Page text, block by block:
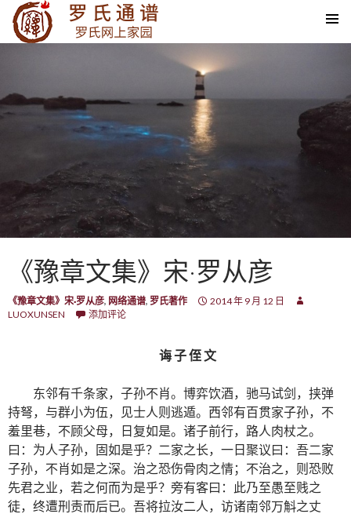
SKIP TO CONTENT
《豫章文集》宋·罗从彦
《豫章文集》宋·罗从彦, 网络通谱, 罗氏著作
2014 年 9 月 12 日
LUOXUNSEN
添加评论
诲 子 侄 文
东邻有千条家，子孙不肖。博弈饮酒，驰马试剑，挟弹
持弩，与群小为伍，见士人则逃遁。西邻有百贯家子孙，不
羞里巷，不顾父母，日复如是。诸子前行，路人肉杖之。
曰：为人子孙，固如是乎？二家之长，一日聚议曰：吾二家
子孙，不肖如是之深。治之恐伤骨肉之情；不治之，则恐败
先君之业，若之何而为是乎？旁有客曰：此乃至愚至贱之
徒，终遭刑责而后已。吾将拉汝二人，访诸南邻万斛之丈